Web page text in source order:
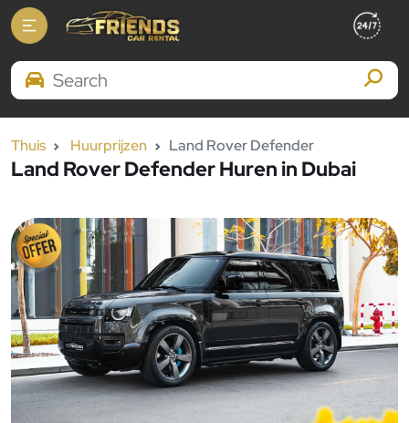
Search Brands
Thuis Huurprijzen Land Rover Defender
Land Rover Defender Huren in Dubai